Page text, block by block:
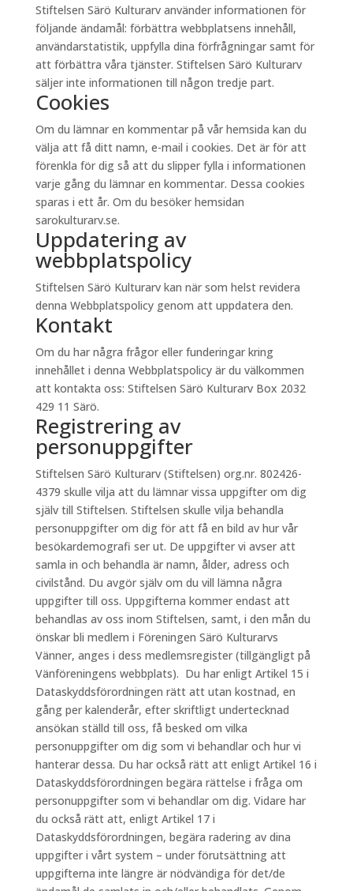
Stiftelsen Särö Kulturarv använder informationen för
följande ändamål: förbättra webbplatsens innehåll,
användarstatistik, uppfylla dina förfrågningar samt för
att förbättra våra tjänster. Stiftelsen Särö Kulturarv
säljer inte informationen till någon tredje part.
Cookies
Om du lämnar en kommentar på vår hemsida kan du
välja att få ditt namn, e-mail i cookies. Det är för att
förenkla för dig så att du slipper fylla i informationen
varje gång du lämnar en kommentar. Dessa cookies
sparas i ett år. Om du besöker hemsidan
sarokulturarv.se.
Uppdatering av
webbplatspolicy
Stiftelsen Särö Kulturarv kan när som helst revidera
denna Webbplatspolicy genom att uppdatera den.
Kontakt
Om du har några frågor eller funderingar kring
innehållet i denna Webbplatspolicy är du välkommen
att kontakta oss: Stiftelsen Särö Kulturarv Box 2032
429 11 Särö.
Registrering av
personuppgifter
Stiftelsen Särö Kulturarv (Stiftelsen) org.nr. 802426-
4379 skulle vilja att du lämnar vissa uppgifter om dig
själv till Stiftelsen. Stiftelsen skulle vilja behandla
personuppgifter om dig för att få en bild av hur vår
besökardemografi ser ut. De uppgifter vi avser att
samla in och behandla är namn, ålder, adress och
civilstånd. Du avgör själv om du vill lämna några
uppgifter till oss. Uppgifterna kommer endast att
behandlas av oss inom Stiftelsen, samt, i den mån du
önskar bli medlem i Föreningen Särö Kulturarvs
Vänner, anges i dess medlemsregister (tillgängligt på
Vänföreningens webbplats). Du har enligt Artikel 15 i
Dataskyddsförordningen rätt att utan kostnad, en
gång per kalenderår, efter skriftligt undertecknad
ansökan ställd till oss, få besked om vilka
personuppgifter om dig som vi behandlar och hur vi
hanterar dessa. Du har också rätt att enligt Artikel 16 i
Dataskyddsförordningen begära rättelse i fråga om
personuppgifter som vi behandlar om dig. Vidare har
du också rätt att, enligt Artikel 17 i
Dataskyddsförordningen, begära radering av dina
uppgifter i vårt system – under förutsättning att
uppgifterna inte längre är nödvändiga för det/de